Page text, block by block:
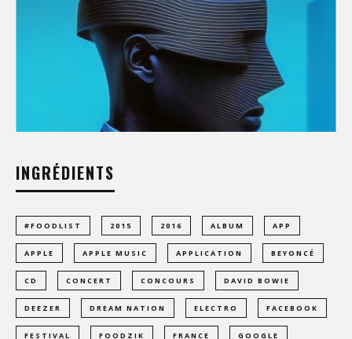
INGRÉDIENTS
#FOODLIST 2015 2016 ALBUM APP
APPLE APPLE MUSIC APPLICATION BEYONCÉ
CD CONCERT CONCOURS DAVID BOWIE
DEEZER DREAM NATION ELECTRO FACEBOOK
FESTIVAL FOODZIK FRANCE GOOGLE